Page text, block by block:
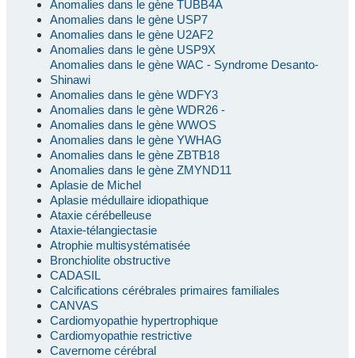
Anomalies dans le gène TUBB4A
Anomalies dans le gène USP7
Anomalies dans le gène U2AF2
Anomalies dans le gène USP9X
Anomalies dans le gène WAC - Syndrome Desanto-
Shinawi
Anomalies dans le gène WDFY3
Anomalies dans le gène WDR26 -
Anomalies dans le gène WWOS
Anomalies dans le gène YWHAG
Anomalies dans le gène ZBTB18
Anomalies dans le gène ZMYND11
Aplasie de Michel
Aplasie médullaire idiopathique
Ataxie cérébelleuse
Ataxie-télangiectasie
Atrophie multisystématisée
Bronchiolite obstructive
CADASIL
Calcifications cérébrales primaires familiales
CANVAS
Cardiomyopathie hypertrophique
Cardiomyopathie restrictive
Cavernome cérébral